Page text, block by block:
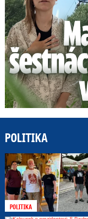
POLITIKA
POLITIKA